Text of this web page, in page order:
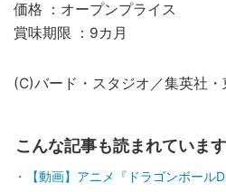
価格 ：オープンプライス
賞味期限 ：9カ月
(C)バード・スタジオ／集英社
こんな記事も読まれています
【動画】アニメ『ドラゴンボール